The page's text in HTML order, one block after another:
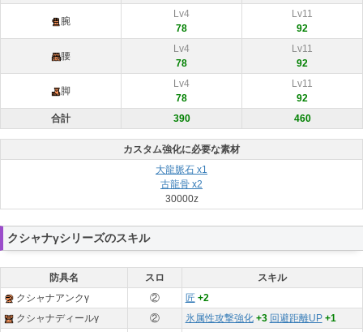
腕
Lv4
78
Lv11
92
腰
Lv4
78
Lv11
92
脚
Lv4
78
Lv11
92
合計
390 460
カスタム強化に必要な素材
大龍脈石 x1
古龍骨 x2
30000z
クシャナγシリーズのスキル
防具名 スロ
スキル
クシャナアンクγ
② 匠 +2
クシャナディールγ
② 氷属性攻撃強化 +3 回避距離UP +1